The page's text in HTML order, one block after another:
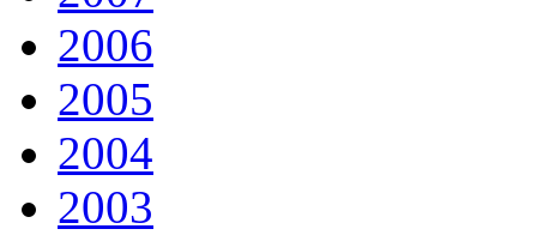
2006
2005
2004
2003